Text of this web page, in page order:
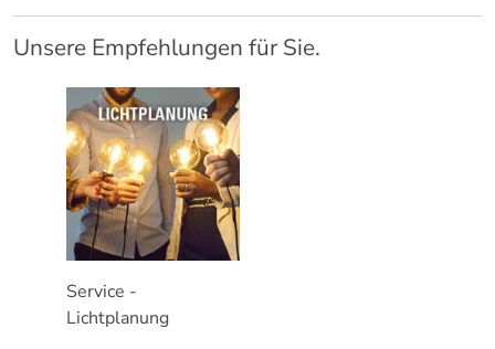
Unsere Empfehlungen für Sie.
Service -
Lichtplanung